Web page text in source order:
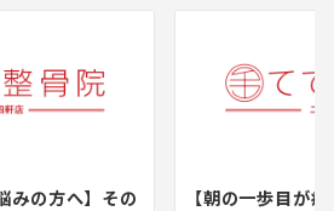
みの方へ】その
【朝の一歩目が